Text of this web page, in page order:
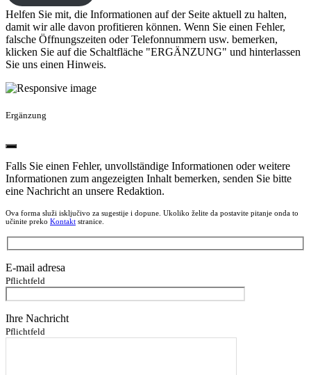
Helfen Sie mit, die Informationen auf der Seite aktuell zu halten,
damit wir alle davon profitieren können. Wenn Sie einen Fehler,
falsche Öffnungszeiten oder Telefonnummern usw. bemerken,
klicken Sie auf die Schaltfläche "ERGÄNZUNG" und hinterlassen
Sie uns einen Hinweis.
Ergänzung
Falls Sie einen Fehler, unvollständige Informationen oder weitere
Informationen zum angezeigten Inhalt bemerken, senden Sie bitte
eine Nachricht an unsere Redaktion.
Ova forma služi isključivo za sugestije i dopune. Ukoliko želite da postavite pitanje onda to
učinite preko Kontakt stranice.
E-mail adresa
Pflichtfeld
Ihre Nachricht
Pflichtfeld